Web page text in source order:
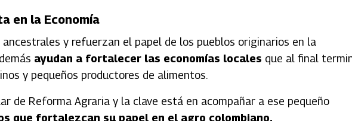
en la Economía
y refuerzan el papel de los pueblos originarios en la
ayudan a fortalecer las economías locales que al final
y pequeños productores de alimentos.
de Reforma Agraria y la clave está en acompañar a ese pequeño
que fortalezcan su papel en el agro colombiano.